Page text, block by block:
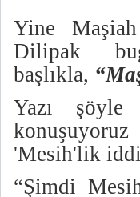
Yine Maşiah
Dilipak
başlıkla,
Yazı
'Mesih'lik
“Şimdi